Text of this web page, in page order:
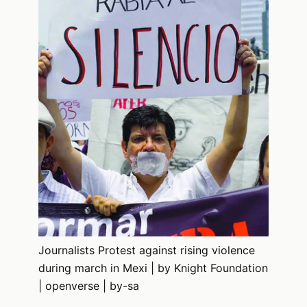
Journalists Protest against rising violence
during march in Mexi | by Knight Foundation
| openverse | by-sa